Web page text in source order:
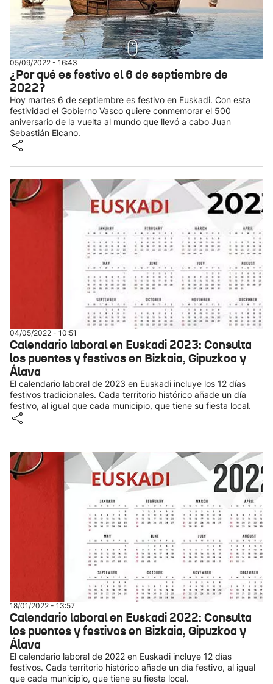
05/09/2022 - 16:43
¿Por qué es festivo el 6 de septiembre de
2022?
Hoy martes 6 de septiembre es festivo en Euskadi. Con esta
festividad el Gobierno Vasco quiere conmemorar el 500
aniversario de la vuelta al mundo que llevó a cabo Juan
Sebastián Elcano.
04/05/2022 - 10:51
Calendario laboral en Euskadi 2023: Consulta
los puentes y festivos en Bizkaia, Gipuzkoa y
Álava
El calendario laboral de 2023 en Euskadi incluye los 12 días
festivos tradicionales. Cada territorio histórico añade un día
festivo, al igual que cada municipio, que tiene su fiesta local.
18/01/2022 - 13:57
Calendario laboral en Euskadi 2022: Consulta
los puentes y festivos en Bizkaia, Gipuzkoa y
Álava
El calendario laboral de 2022 en Euskadi incluye 12 días
festivos. Cada territorio histórico añade un día festivo, al igual
que cada municipio, que tiene su fiesta local.